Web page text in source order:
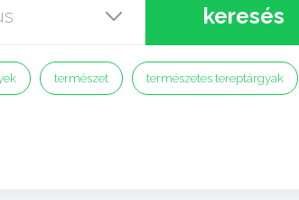
keresés
természet természetes tereptárgyak